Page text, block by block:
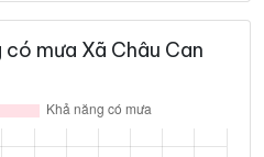
mưa Xã Châu Can